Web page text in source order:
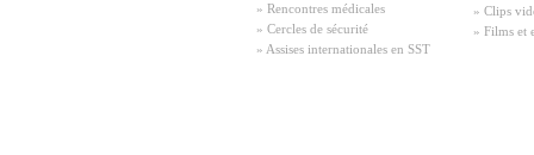
» Rencontres médicales
» Cercles de sécurité
» Assises internationales en SST
» Clips
» Films et